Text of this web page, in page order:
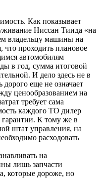
Как показывает
Ниссан Тиида «на
владельцу машины на
что проходить плановое
автомобилям
в год, сумма итоговой
И дело здесь не в
дорого еще не означает
ценообразованием на
требует сама
каждого ТО дилер
К тому же в
штат управления, на
расходовать
на
лишь запчасти
которые дороже, но